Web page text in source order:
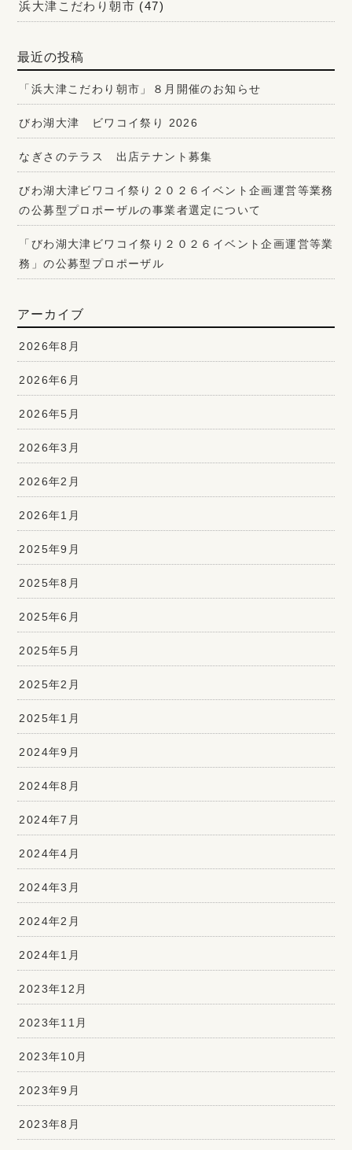
浜大津こだわり朝市 (47)
最近の投稿
「浜大津こだわり朝市」８月開催のお知らせ
びわ湖大津 ビワコイ祭り 2026
なぎさのテラス 出店テナント募集
びわ湖大津ビワコイ祭り２０２６イベント企画運営等業務
の公募型プロポーザルの事業者選定について
「びわ湖大津ビワコイ祭り２０２６イベント企画運営等業
務」の公募型プロポーザル
アーカイブ
2026年8月
2026年6月
2026年5月
2026年3月
2026年2月
2026年1月
2025年9月
2025年8月
2025年6月
2025年5月
2025年2月
2025年1月
2024年9月
2024年8月
2024年7月
2024年4月
2024年3月
2024年2月
2024年1月
2023年12月
2023年11月
2023年10月
2023年9月
2023年8月